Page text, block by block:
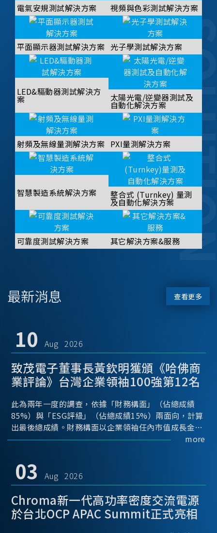
電氣安規測試解決方案 視頻與色彩測試解決方案
平面顯示器測試解決方案 光子學測試解決方案
LED&驅動器測試解決方
案 太陽光電/逆變器測試及
自動化解決方案
射頻及無線量測解決方案 PXI量測解決方案
智慧製造系統解決方案 整合式 (Turnkey) 量測
及自動化解決方案
可靠度測試解決方案 其它解決方案&服務
最新消息 查看更多
10 Aug 2026
致茂電子董事長黃欽明獲頒《哈佛商
業評論》台灣企業領袖100強第12名
此為兩年一度的調查，依據「財務構面」（佔總成績
85%）與「ESG評級」（佔總成績15%）兩面向，計算
出最後總成績。財務構面以企業領袖任內市值成長金額
(40%)、任內累計總股東報酬率(TSR, 40%)、任內年平
司治理評鑑與台灣指數公司「TIP台灣永續評鑑」，另
參考兩項國際ESG指標(Sustainalytics 與FTSE
Russell ESG富時羅素)，進行計算。
more
03 Aug 2026
Chroma新一代高功率密度交流電源
於台北OCP APAC Summit正式亮相